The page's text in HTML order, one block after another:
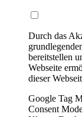
Durch das
bereitstellen
Webseite
dieser
Google Tag
Consent